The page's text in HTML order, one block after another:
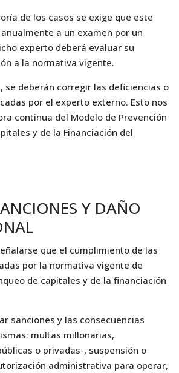
de los casos se exige que este
a un examen por un
experto deberá evaluar su
a la normativa vigente.
se deberán corregir las deficiencias o
por el experto externo. Esto nos
continua del Modelo de Prevención
y de la Financiación del
Y DAÑO
que el cumplimiento de las
por la normativa vigente de
de capitales y de la financiación
sanciones y las consecuencias
multas millonarias,
o privadas-, suspensión o
administrativa para operar,